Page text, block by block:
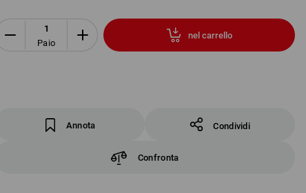
Paio
nel carrello
Annota Condividi
Confronta